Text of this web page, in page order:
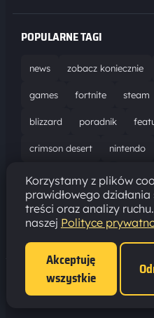
POPULARNE TAGI
news zobacz koniecznie
games fortnite steam
blizzard poradnik
crimson desert nintendo
world of warcraft solucja
bungie recenzja
aktualizacja pc epic
Polityka prywatności ·
Korzystamy z plików
prawidłowego
treści oraz analizy
naszej Polityce
Akceptuję
wszystkie